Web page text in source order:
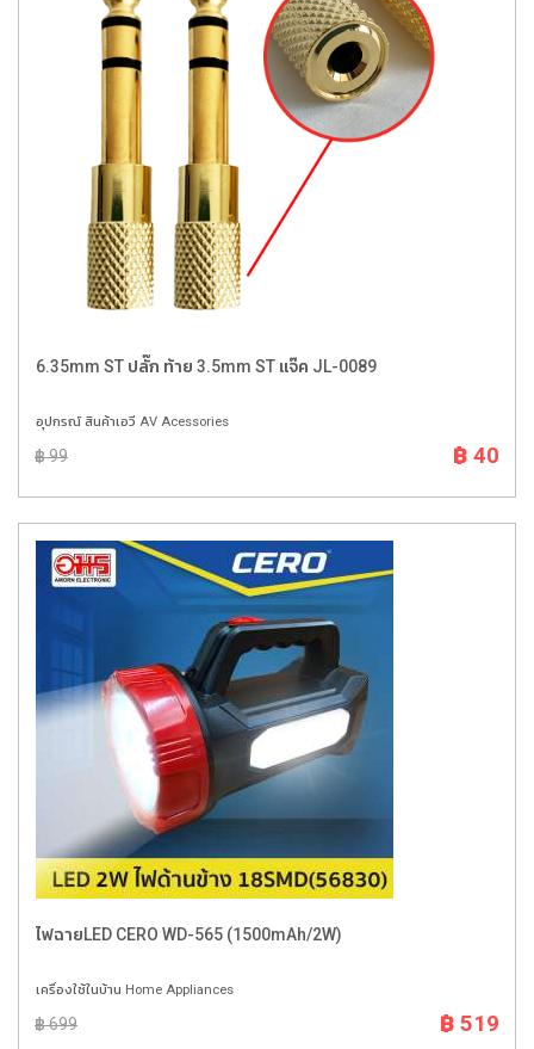
6.35mm ST ปลั๊ก ท้าย 3.5mm ST แจ๊ค JL-0089
อุปกรณ์ สินค้าเอวี AV Acessories
฿ 99 ฿ 40
ไฟฉายLED CERO WD-565 (1500mAh/2W)
เครื่องใช้ในบ้าน Home Appliances
฿ 699 ฿ 519